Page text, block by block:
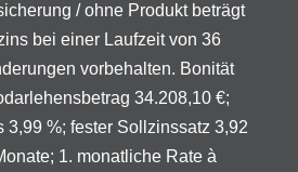
/ ohne Produkt beträgt
bei einer Laufzeit von 36
vorbehalten. Bonität
34.208,10 €;
3,99 %; fester Sollzinssatz 3,92
1. monatliche Rate à